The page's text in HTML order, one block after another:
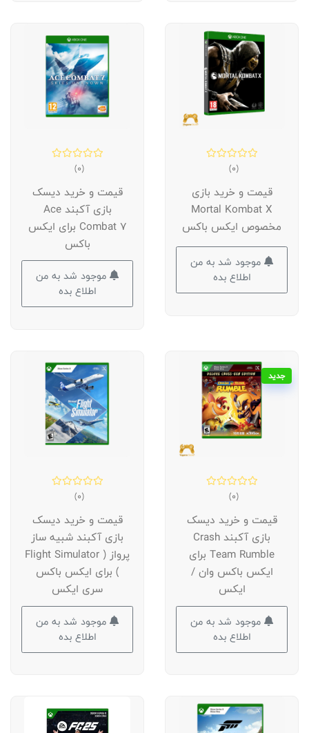
(0)
قیمت و خرید بازی
Mortal Kombat X
مخصوص ایکس باکس
موجود شد به من
اطلاع بده
(0)
قیمت و خرید دیسک
بازی آکبند Ace
Combat 7 برای ایکس
باکس
موجود شد به من
اطلاع بده
جدید
(0)
قیمت و خرید دیسک
بازی آکبند Crash
Team Rumble برای
ایکس باکس وان /
ایکس
موجود شد به من
اطلاع بده
(0)
قیمت و خرید دیسک
بازی آکبند شبیه ساز
پرواز ( Flight Simulator
) برای ایکس باکس
سری ایکس
موجود شد به من
اطلاع بده